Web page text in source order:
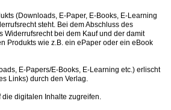
(Downloads, E-Paper, E-Books, E-Learning
steht. Bei dem Abschluss des
Widerrufsrecht bei dem Kauf und der damit
Produkts wie z.B. ein ePaper oder ein eBook
E-Papers/E-Books, E-Learning etc.) erlischt
Links) durch den Verlag.
die digitalen Inhalte zugreifen.